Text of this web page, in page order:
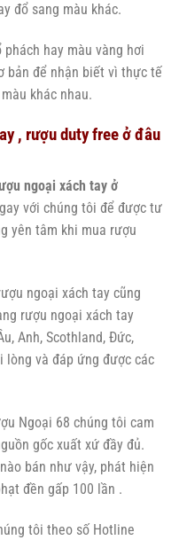
đổ sang màu khác.
hay màu vàng hơi
bản để nhận biết vì thực tế
khác nhau.
, rượu duty free ở đâu
ngoại xách tay ở
với chúng tôi để được tư
yên tâm khi mua rượu
ngoại xách tay cũng
rượu ngoại xách tay
Anh, Scothland, Đức,
lòng và đáp ứng được các
Ngoại 68 chúng tôi cam
gốc xuất xứ đầy đủ.
bán như vậy, phát hiện
đền gấp 100 lần .
tôi theo số Hotline